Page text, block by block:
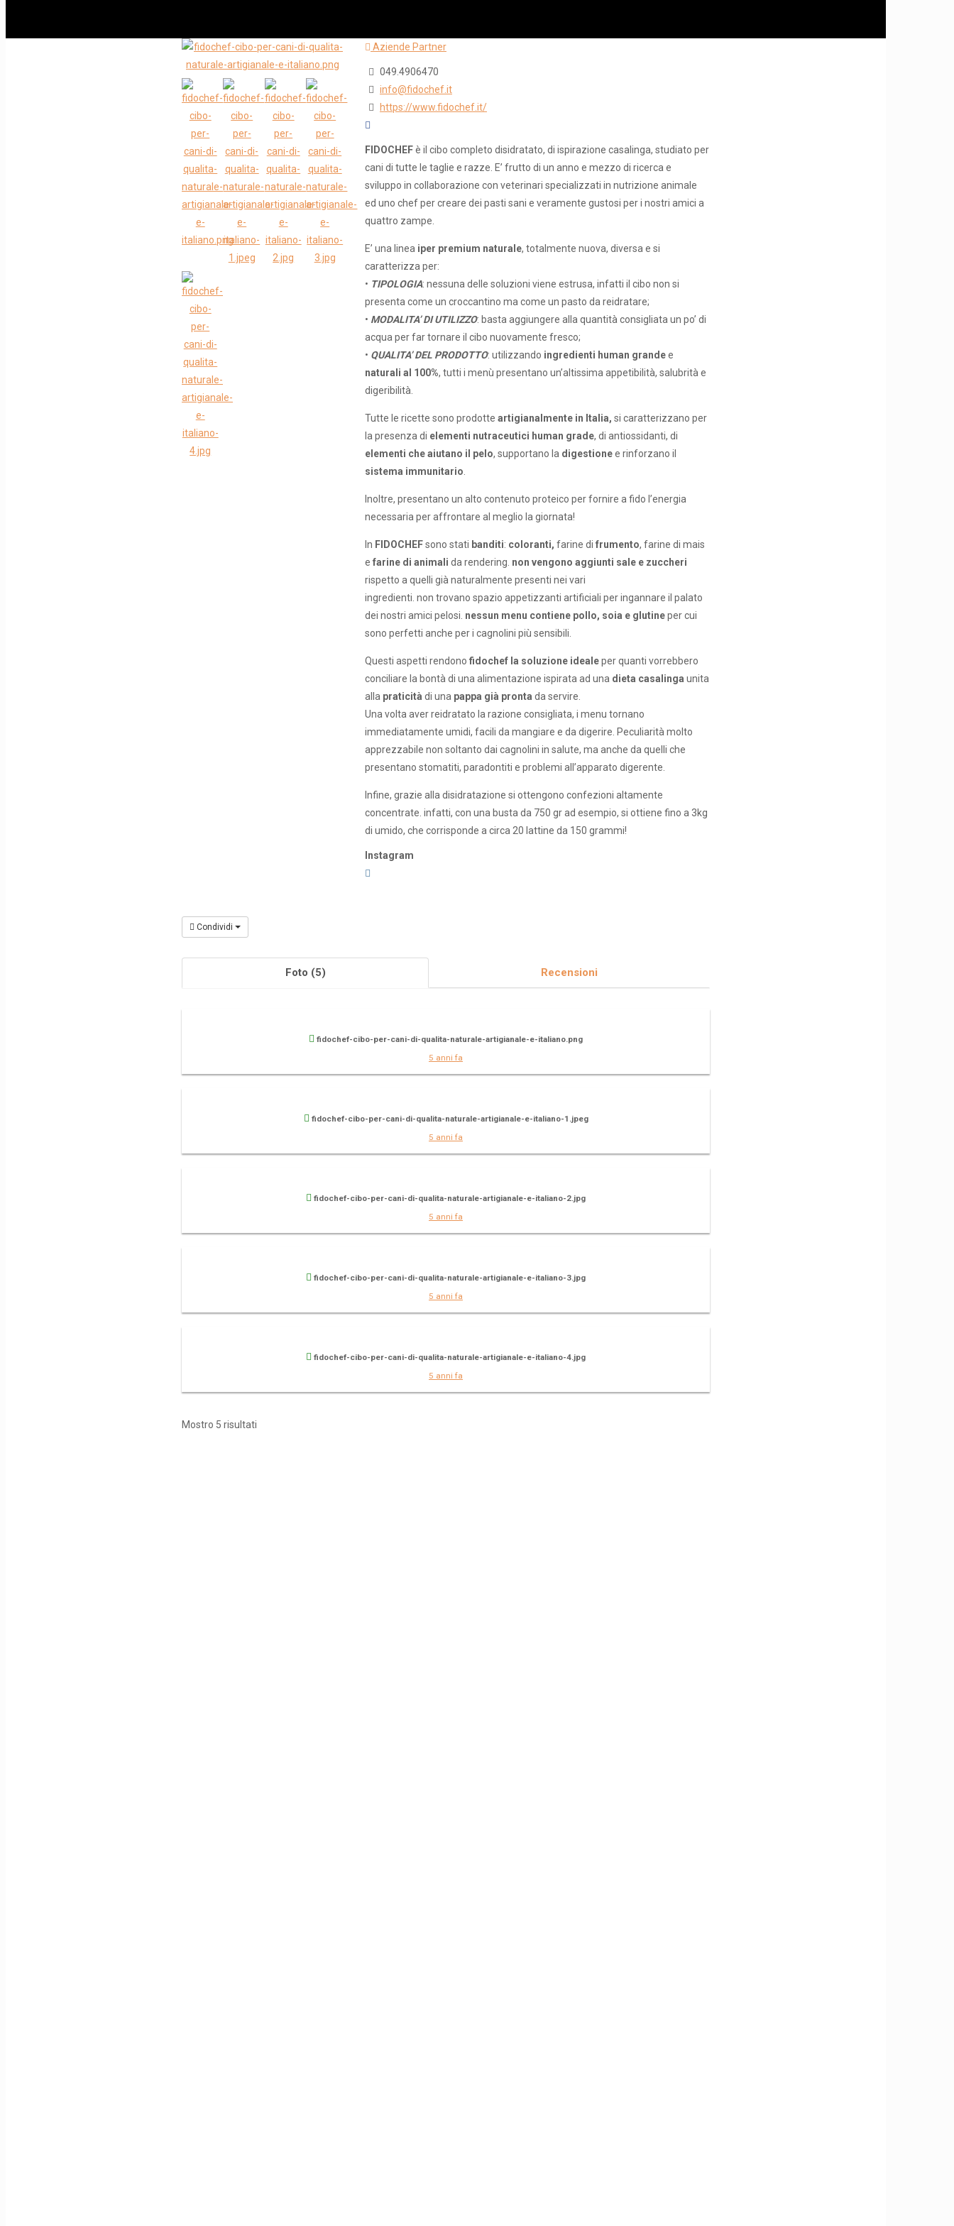
Aziende Partner
049.4906470
info@fidochef.it
https://www.fidochef.it/
FIDOCHEFè il cibo completo disidratato, di ispirazione casalinga, studiato per
cani di tutte le taglie e razze. E’ frutto di un anno e mezzo di ricerca e
sviluppo in collaborazione con veterinari specializzati in nutrizione animale
ed uno chef per creare dei pasti sani e veramente gustosi per i nostri amici a
quattro zampe.
E’ una linea iper premium naturale, totalmente nuova, diversa e si
caratterizza per:
• TIPOLOGIA: nessuna delle soluzioni viene estrusa, infatti il cibo non si
presenta come un croccantino ma come un pasto da reidratare;
• MODALITA’ DI UTILIZZO: basta aggiungere alla quantità consigliata un po’ di
acqua per far tornare il cibo nuovamente fresco;
• QUALITA’ DEL PRODOTTO: utilizzando ingredienti human grandee
naturali al 100%, tutti i menù presentano un’altissima appetibilità, salubrità e
digeribilità.
Tutte le ricette sono prodotte artigianalmente in Italia, si caratterizzano per
la presenza di elementi nutraceutici human grade, di antiossidanti, di
elementi che aiutano il pelo, supportano la digestionee rinforzano il
sistema immunitario
Inoltre, presentano un alto contenuto proteico per fornire a fido l’energia
necessaria per affrontare al meglio la giornata!
In FIDOCHEFsono stati banditi: coloranti, farine di frumento, farine di mais
e farine di animali da rendering. non vengono aggiunti sale e zuccheri
rispetto a quelli già naturalmente presenti nei vari
ingredienti. non trovano spazio appetizzanti artificiali per ingannare il palato
dei nostri amici pelosi. nessun menu contiene pollo, soia e glutineper cui
sono perfetti anche per i cagnolini più sensibili.
Questi aspetti rendono fidochef la soluzione idealeper quanti vorrebbero
conciliare la bontà di una alimentazione ispirata ad una dieta casalinga unita
alla praticità di una pappa già pronta da servire.
Una volta aver reidratato la razione consigliata, i menu tornano
immediatamente umidi, facili da mangiare e da digerire. Peculiarità molto
apprezzabile non soltanto dai cagnolini in salute, ma anche da quelli che
presentano stomatiti, paradontiti e problemi all’apparato digerente.
Infine, grazie alla disidratazione si ottengono confezioni altamente
concentrate. infatti, con una busta da 750 gr ad esempio, si ottiene fino a 3kg
di umido, che corrisponde a circa 20 lattine da 150 grammi!
Instagram
Condividi
Foto (5) Recensioni
fidochef-cibo-per-cani-di-qualita-naturale-artigianale-e-italiano.png
5 anni fa
fidochef-cibo-per-cani-di-qualita-naturale-artigianale-e-italiano-1.jpeg
5 anni fa
fidochef-cibo-per-cani-di-qualita-naturale-artigianale-e-italiano-2.jpg
5 anni fa
fidochef-cibo-per-cani-di-qualita-naturale-artigianale-e-italiano-3.jpg
5 anni fa
fidochef-cibo-per-cani-di-qualita-naturale-artigianale-e-italiano-4.jpg
5 anni fa
Mostro 5 risultati